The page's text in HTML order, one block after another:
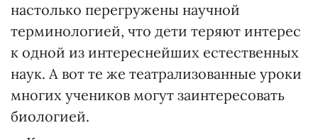
настолько перегружены научной
терминологией, что дети теряют интерес
к одной из интереснейших естественных
наук. А вот те же театрализованные уроки
многих учеников могут заинтересовать
биологией.